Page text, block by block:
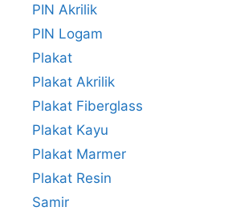
PIN Akrilik
PIN Logam
Plakat
Plakat Akrilik
Plakat Fiberglass
Plakat Kayu
Plakat Marmer
Plakat Resin
Samir